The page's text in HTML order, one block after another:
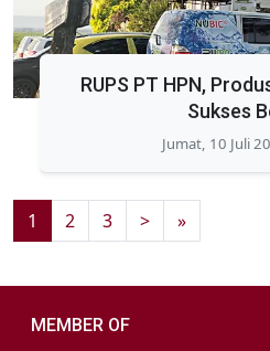
RUPS PT HPN,
Sukses
Jumat, 10 Juli
1 2 3 > »
MEMBER OF